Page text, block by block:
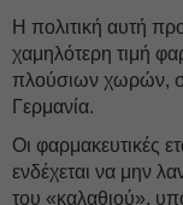
Η πολιτική αυτή
χαμηλότερη τιμή
πλούσιων χωρών,
Γερμανία.
Οι φαρμακευτικές
ενδέχεται να μην
του «καλαθιού»,